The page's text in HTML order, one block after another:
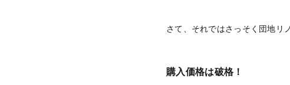
さて、それではさっそく団地リ
購入価格は破格！